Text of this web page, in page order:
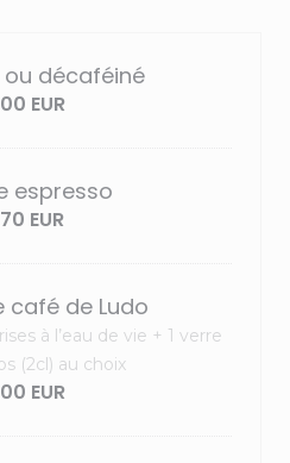
ou décaféiné
EUR
espresso
EUR
café de Ludo
à l’eau de vie + 1 verre
(2cl) au choix
EUR